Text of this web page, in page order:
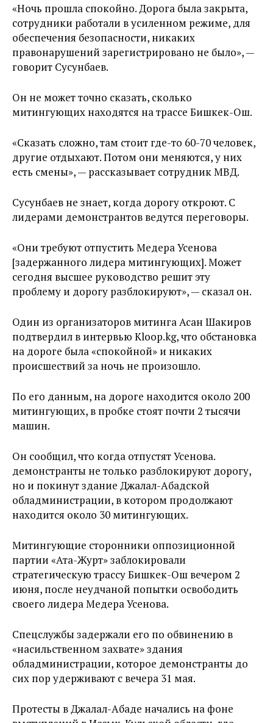
«Ночь прошла спокойно. Дорога была закрыта,
сотрудники работали в усиленном режиме, для
обеспечения безопасности, никаких
правонарушений зарегистрировано не было», —
говорит Сусунбаев.
Он не может точно сказать, сколько
митингующих находятся на трассе Бишкек-Ош.
«Сказать сложно, там стоит где-то 60-70 человек,
другие отдыхают. Потом они меняются, у них
есть смены», — рассказывает сотрудник МВД.
Сусунбаев не знает, когда дорогу откроют. С
лидерами демонстрантов ведутся переговоры.
«Они требуют отпустить Медера Усенова
[задержанного лидера митингующих]. Может
сегодня высшее руководство решит эту
проблему и дорогу разблокируют», — сказал он.
Один из организаторов митинга Асан Шакиров
подтвердил в интервью Kloop.kg, что обстановка
на дороге была «спокойной» и никаких
происшествий за ночь не произошло.
По его данным, на дороге находится около 200
митингующих, в пробке стоят почти 2 тысячи
машин.
Он сообщил, что когда отпустят Усенова.
демонстранты не только разблокируют дорогу,
но и покинут здание Джалал-Абадской
обладминистрации, в котором продолжают
находится около 30 митингующих.
Митингующие сторонники оппозиционной
партии «Ата-Журт» заблокировали
стратегическую трассу Бишкек-Ош вечером 2
июня, после неудчаной попытки освободить
своего лидера Медера Усенова.
Спецслужбы задержали его по обвинению в
«насильственном захвате» здания
обладминистрации, которое демонстранты до
сих пор удерживают с вечера 31 мая.
Протесты в Джалал-Абаде начались на фоне